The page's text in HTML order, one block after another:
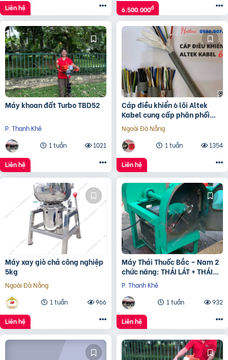
Liên hệ 6.500.000đ
Máy khoan đất Turbo TBD52
P. Thanh Khê
1 tuần
1021
Liên hệ
Cáp điều khiển 6 lõi Altek
Kabel cung cấp phân phối
độc quyền
Ngoài Đà Nẵng
1 tuần
1354
Liên hệ
Máy xay giò chả công nghiệp
5kg
Ngoài Đà Nẵng
1 tuần
966
Liên hệ
Máy Thái Thuốc Bắc – Nam 2
chức năng: THÁI LÁT + THÁI
KHÚC
P. Thanh Khê
1 tuần
932
Liên hệ